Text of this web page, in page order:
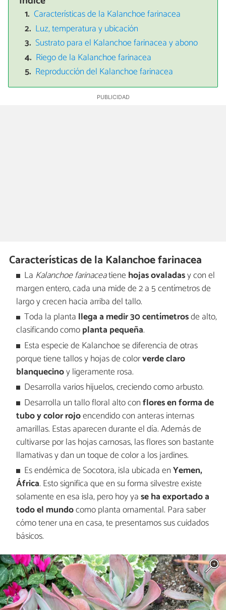
Características de la Kalanchoe farinacea
Luz, temperatura y ubicación
Sustrato para el Kalanchoe farinacea y abono
Riego de la Kalanchoe farinacea
Reproducción del Kalanchoe farinacea
Características de la Kalanchoe farinacea
La Kalanchoe farinaceatiene hojas ovaladasy con el
margen entero, cada una mide de 2 a 5 centímetros de
largo y crecen hacia arriba del tallo.
Toda la planta llega a medir 30 centímetrosde alto,
clasificando comoplanta pequeña.
Esta especie de Kalanchoe se diferencia de otras
porque tiene tallos y hojas de colorverde claro
blanquecinoy ligeramente rosa.
Desarrolla varios hijuelos, creciendo como arbusto.
Desarrolla un tallo floral alto conflores en forma de
tubo y color rojoencendido con anteras internas
amarillas. Estas aparecen durante el día. Además de
cultivarse por las hojas carnosas, las flores son bastante
llamativas y dan un toque de color a los jardines.
Es endémica de Socotora, isla ubicada enYemen,
África. Esto significa que en su forma silvestre existe
solamente en esa isla, pero hoy yase ha exportado a
todo el mundocomo planta ornamental. Para saber
cómo tener una en casa, te presentamos sus cuidados
básicos.